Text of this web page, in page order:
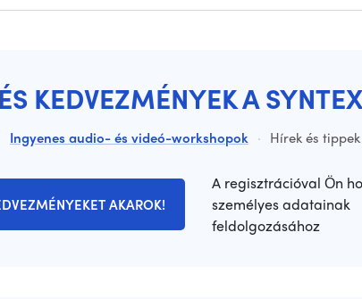
KEDVEZMÉNYEK A
Ingyenes audio- és videó-workshopok · Hírek és
AKAROK!
A regisztrációval Ön
személyes adatainak
feldolgozásához